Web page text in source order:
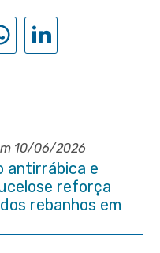
10/06/2026
antirrábica e
reforça
rebanhos em
rurais de